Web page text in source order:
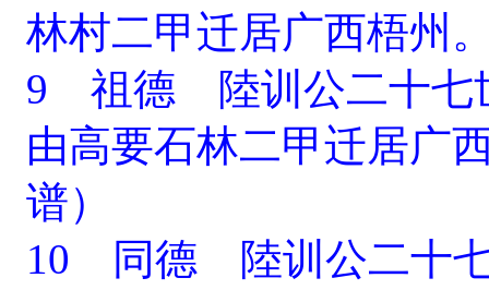
林村二甲迁居广西梧州
9 祖德 陸训公二十七
由高要石林二甲迁居广
谱）
10 同德 陸训公二十七